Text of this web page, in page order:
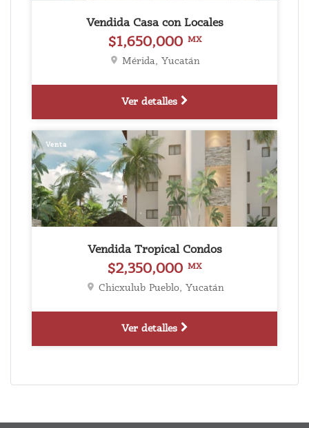
Vendida Casa con Locales
$1,650,000 MX
Mérida, Yucatán
Ver detalles
Venta
Vendida Tropical Condos
$2,350,000 MX
Chicxulub Pueblo, Yucatán
Ver detalles